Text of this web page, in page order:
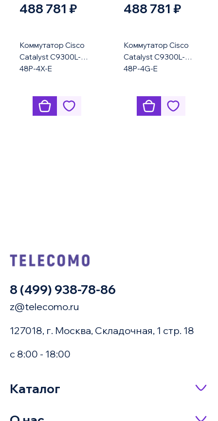
488 781 ₽
Коммутатор Cisco
Catalyst C9300L-
48P-4X-E
488 781 ₽
Коммутатор Cisco
Catalyst C9300L-
48P-4G-E
8 (499) 938-78-86
z@telecomo.ru
127018, г. Москва, Складочная, 1 стр. 18
с 8:00 - 18:00
Каталог